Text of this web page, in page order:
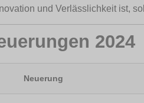
und Verlässlichkeit ist,
2024
Neuerung